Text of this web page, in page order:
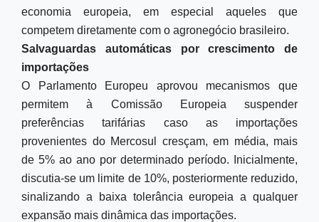
economia europeia, em especial aqueles que
competem diretamente com o agronegócio brasileiro.
Salvaguardas automáticas por crescimento de
importações
O Parlamento Europeu aprovou mecanismos que
permitem à Comissão Europeia suspender
preferências tarifárias caso as importações
provenientes do Mercosul cresçam, em média, mais
de 5% ao ano por determinado período. Inicialmente,
discutia-se um limite de 10%, posteriormente reduzido,
sinalizando a baixa tolerância europeia a qualquer
expansão mais dinâmica das importações.